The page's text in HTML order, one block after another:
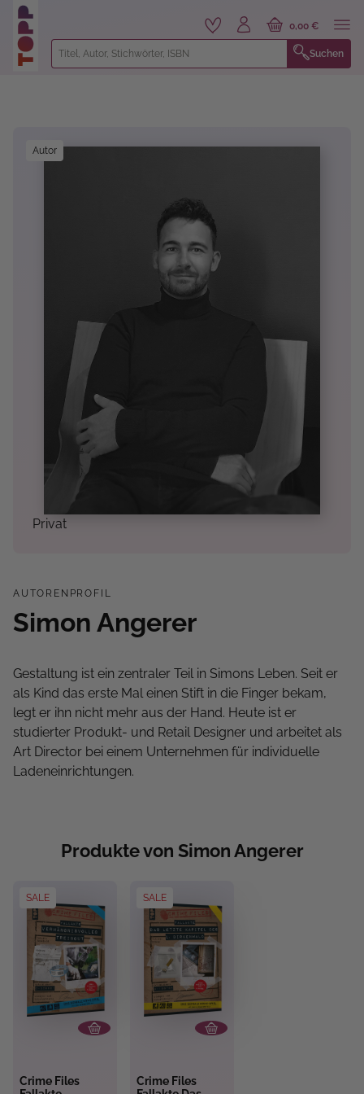
springen
Suchen
0,00 €
Autor
Privat
AUTORENPROFIL
Simon Angerer
Gestaltung ist ein zentraler Teil in Simons Leben. Seit er
als Kind das erste Mal einen Stift in die Finger bekam,
legt er ihn nicht mehr aus der Hand. Heute ist er
studierter Produkt- und Retail Designer und arbeitet als
Art Director bei einem Unternehmen für individuelle
Ladeneinrichtungen.
Produkte von Simon Angerer
SALE
Crime Files
SALE
Crime Files